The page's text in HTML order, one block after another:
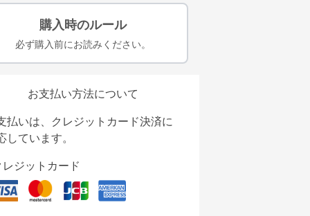
購入時のルール
必ず購入前にお読みください。
お支払い方法について
払いは、クレジットカード決済に
しています。
レジットカード